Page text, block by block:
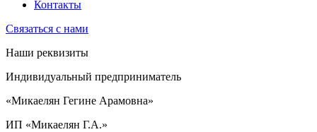
Контакты
Связаться с нами
Наши реквизиты
Индивидуальный предприниматель
«Микаелян Гегине Арамовна»
ИП «Микаелян Г.А.»